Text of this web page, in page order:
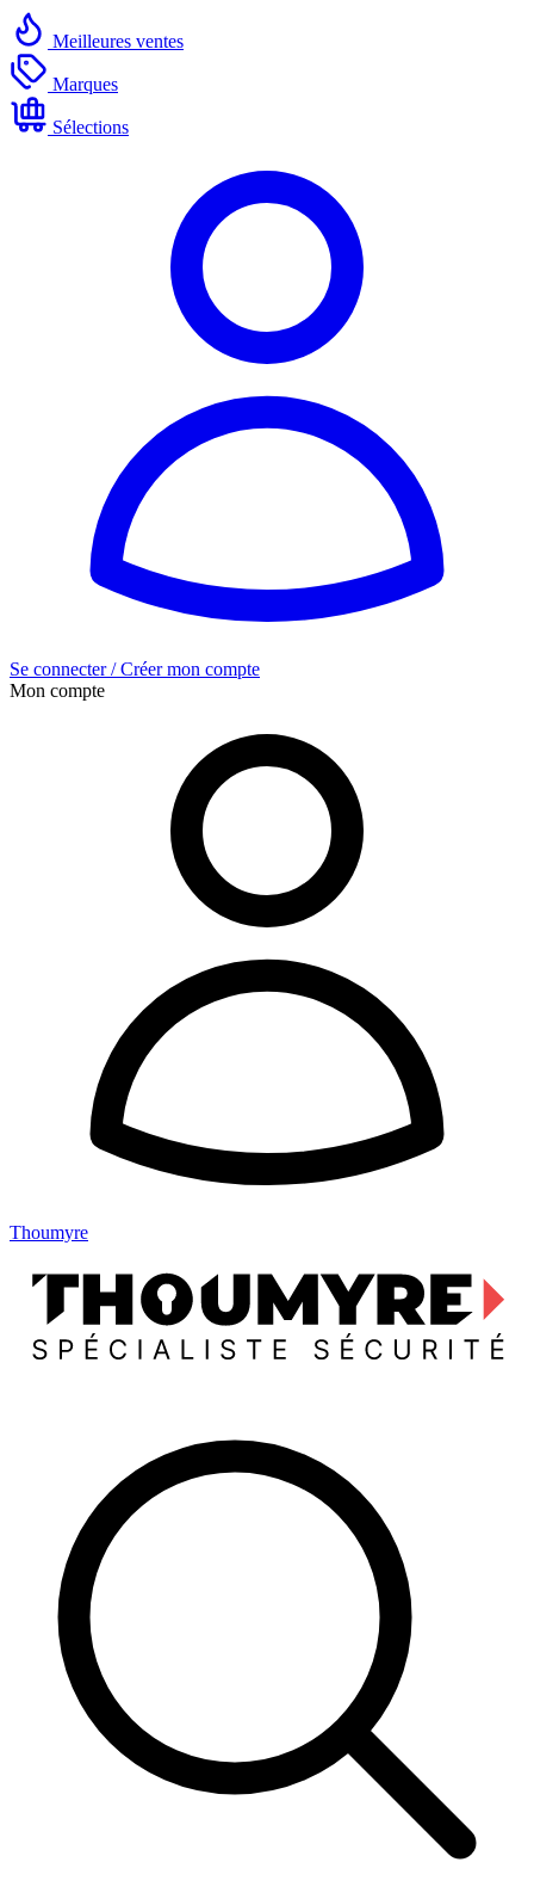
Meilleures ventes
Marques
Sélections
Se connecter / Créer mon compte
Mon compte
Thoumyre